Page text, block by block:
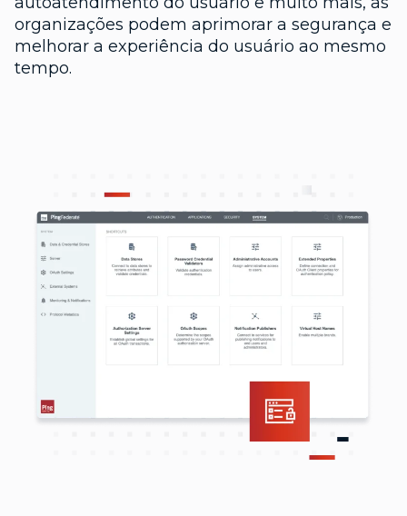
organizações podem aprimorar a segurança e
melhorar a experiência do usuário ao mesmo
tempo.